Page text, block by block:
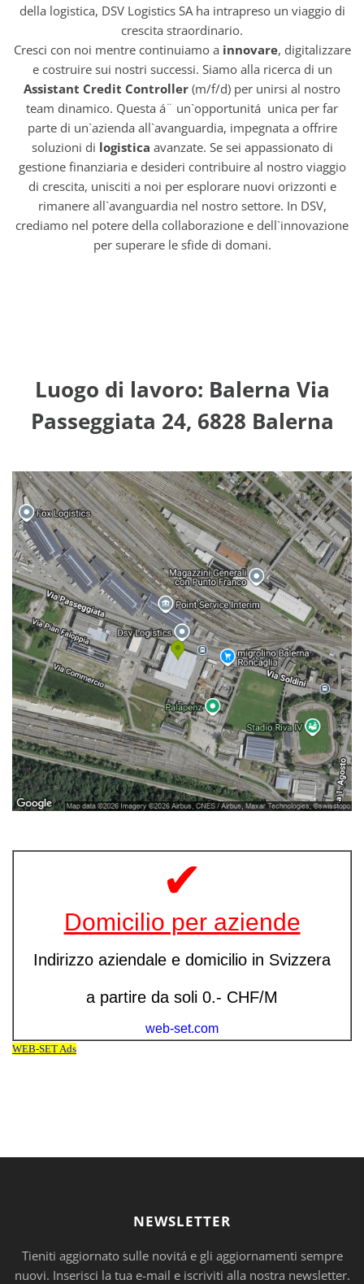
della logistica, DSV Logistics SA ha intrapreso un viaggio di
crescita straordinario.
Cresci con noi mentre continuiamo a innovare, digitalizzare
e costruire sui nostri successi. Siamo alla ricerca di un
Assistant Credit Controller (m/f/d) per unirsi al nostro
team dinamico. Questa á¨ un`opportunitá unica per far
parte di un`azienda all`avanguardia, impegnata a offrire
soluzioni di logistica avanzate. Se sei appassionato di
gestione finanziaria e desideri contribuire al nostro viaggio
di crescita, unisciti a noi per esplorare nuovi orizzonti e
rimanere all`avanguardia nel nostro settore. In DSV,
crediamo nel potere della collaborazione e dell`innovazione
per superare le sfide di domani.
Luogo di lavoro: Balerna Via
Passeggiata 24, 6828 Balerna
NEWSLETTER
Tieniti aggiornato sulle novitá e gli aggiornamenti sempre
nuovi. Inserisci la tua e-mail e iscriviti alla nostra newsletter.